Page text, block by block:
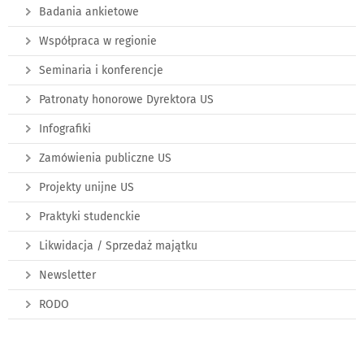
Badania ankietowe
Współpraca w regionie
Seminaria i konferencje
Patronaty honorowe Dyrektora US
Infografiki
Zamówienia publiczne US
Projekty unijne US
Praktyki studenckie
Likwidacja / Sprzedaż majątku
Newsletter
RODO